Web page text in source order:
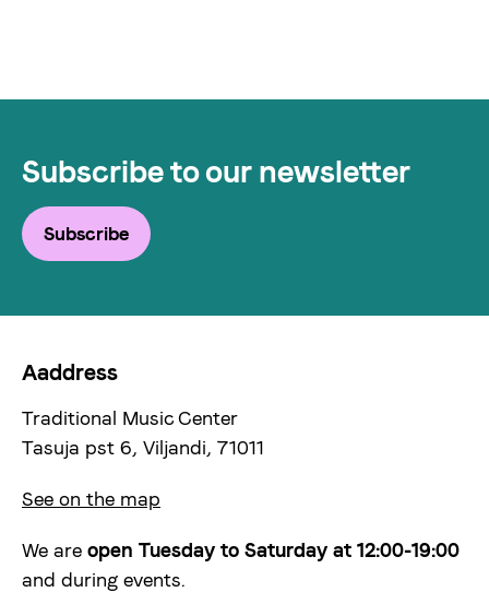
Subscribe to our newsletter
Subscribe
Aaddress
Traditional Music Center
Tasuja pst 6, Viljandi, 71011
See on the map
We are open Tuesday to Saturday at 12:00-19:00
and during events.